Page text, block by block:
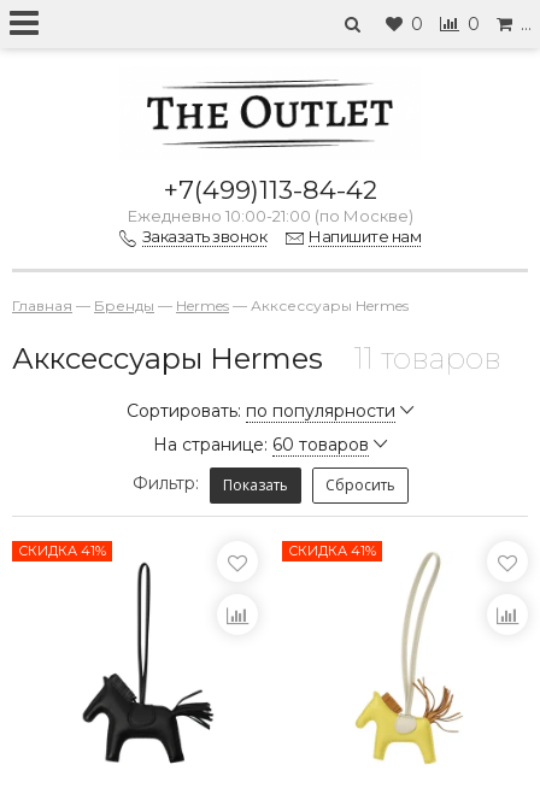
0 0 …
+7(499)113-84-42
Ежедневно 10:00-21:00 (по Москве)
Заказать звонок
Напишите нам
Главная — Бренды — Hermes — Акксессуары Hermes
Акксессуары Hermes 11 товаров
Сортировать: по популярности
На странице: 60 товаров
Фильтр:
Показать Сбросить
СКИДКА 41% СКИДКА 41%